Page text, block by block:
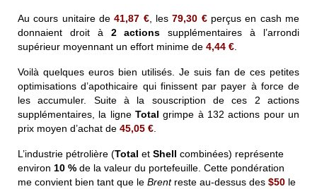
Au cours unitaire de41,87 €, les 79,30 € perçus en cash me
donnaient droit à 2 actions supplémentaires à l’arrondi
supérieur moyennant un effort minime de 4,44 €.
Voilà quelques euros bien utilisés. Je suis fan de ces petites
optimisations d’apothicaire qui finissent par payer à force de
les accumuler. Suite à la souscription de ces 2 actions
supplémentaires, la ligne Total grimpe à 132 actions pour un
prix moyen d’achat de 45,05 €.
L’industrie pétrolière (Total et Shell combinées) représente
environ 10 % de la valeur du portefeuille. Cette pondération
me convient bien tant que le Brentreste au-dessus des $50 le